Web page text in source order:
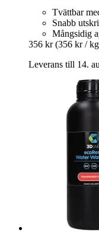
Tvättbar
Snabb
Mångsidig
356 kr (356 kr /
Leverans till 14.